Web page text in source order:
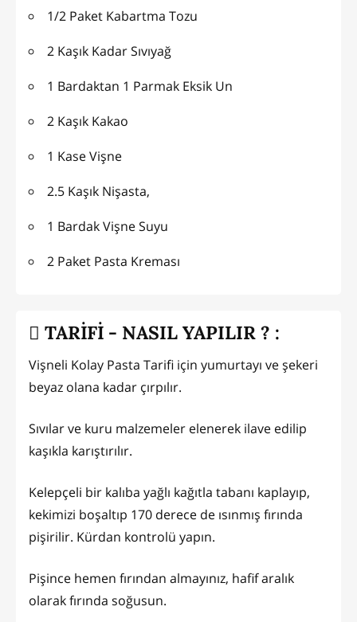
1/2 Paket Kabartma Tozu
2 Kaşık Kadar Sıvıyağ
1 Bardaktan 1 Parmak Eksik Un
2 Kaşık Kakao
1 Kase Vişne
2.5 Kaşık Nişasta,
1 Bardak Vişne Suyu
2 Paket Pasta Kreması
TARİFİ - NASIL YAPILIR ? :
Vişneli Kolay Pasta Tarifi için yumurtayı ve şekeri
beyaz olana kadar çırpılır.
Sıvılar ve kuru malzemeler elenerek ilave edilip
kaşıkla karıştırılır.
Kelepçeli bir kalıba yağlı kağıtla tabanı kaplayıp,
kekimizi boşaltıp 170 derece de ısınmış fırında
pişirilir. Kürdan kontrolü yapın.
Pişince hemen fırından almayınız, hafif aralık
olarak fırında soğusun.